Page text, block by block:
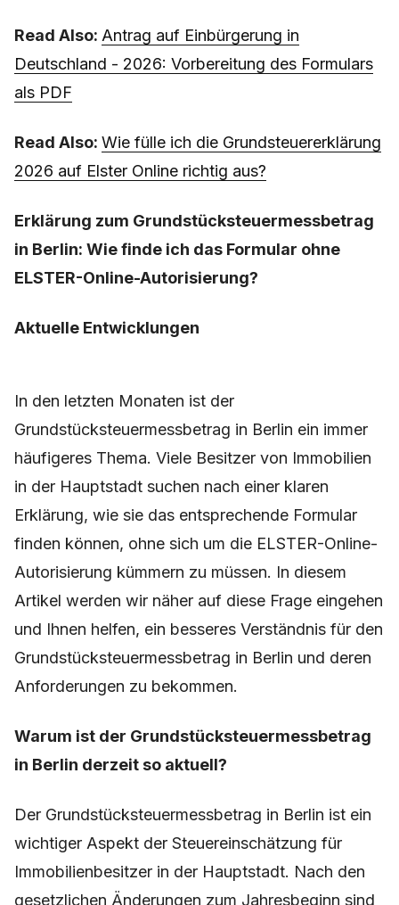
Post durch Formular
Read Also:
als PDF
2026 auf Elster Online richtig aus?
Erklärung zum Grundstücksteuermessbetrag
ELSTER-Online-Autorisierung?
In den letzten Monaten ist der
Grundstücksteuermessbetrag in Berlin ein immer
häufigeres Thema. Viele Besitzer von Immobilien
in der Hauptstadt suchen nach einer klaren
Erklärung, wie sie das entsprechende Formular
finden können, ohne sich um die ELSTER-Online-
Autorisierung kümmern zu müssen. In diesem
Artikel werden wir näher auf diese Frage eingehen
und Ihnen helfen, ein besseres Verständnis für den
Anforderungen zu bekommen.
in Berlin derzeit so aktuell?
Der Grundstücksteuermessbetrag in Berlin ist ein
wichtiger Aspekt der Steuereinschätzung für